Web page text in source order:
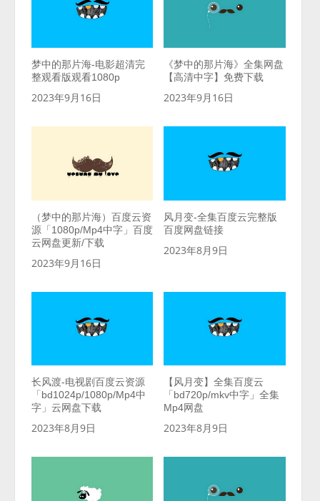
梦中的那片海-电影超清完
整观看版观看1080p
2023年9月16日
《梦中的那片海》全集网盘
【高清中字】免费下载
2023年9月16日
（梦中的那片海）百度云资
源「1080p/Mp4中字」百度
云网盘更新/下载
2023年9月16日
风月变-全集百度云完整版
百度网盘链接
2023年8月9日
长风渡-电视剧百度云资源
「bd1024p/1080p/Mp4中
字」云网盘下载
2023年8月9日
【风月变】全集百度云
「bd720p/mkv中字」全集
Mp4网盘
2023年8月9日